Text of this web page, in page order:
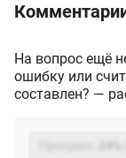
На вопрос ещё
ошибку или
составлен? —